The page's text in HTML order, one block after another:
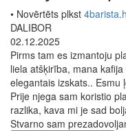
• Novērtēts plkst
DALIBOR
02.12.2025
Pirms tam es izmantoju
liela atšķirība, mana
elegantais izskats.. Esmu
Prije njega sam koristio
razlika, kava mi je sad
Stvarno sam